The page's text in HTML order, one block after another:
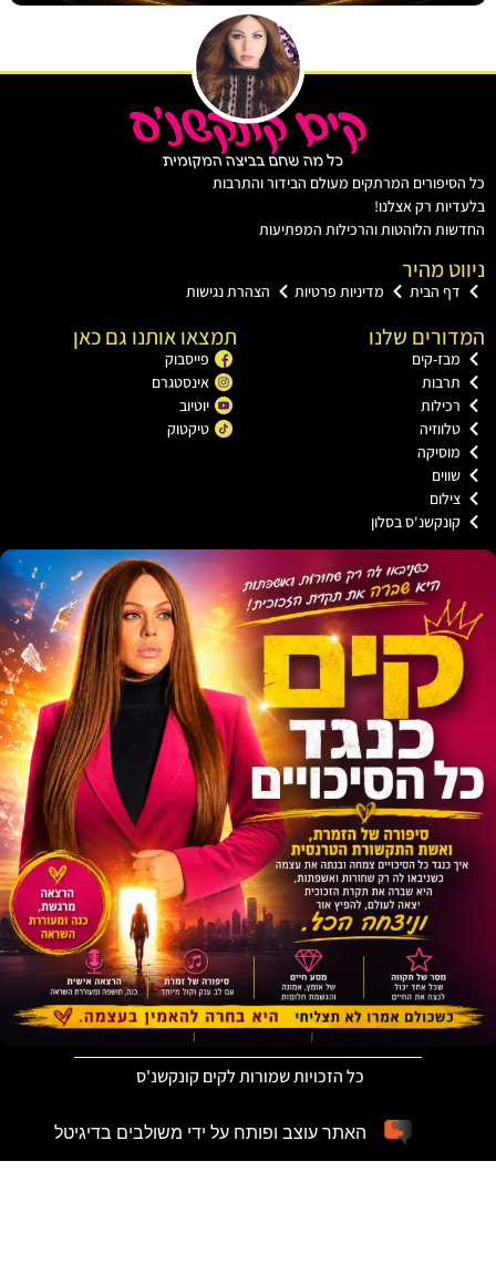
המרתקים מעולם הבידור והתרבות
רק אצלנו!
הלוהטות והרכילות המפתיעות
מהיר
הבית מדיניות פרטיות הצהרת נגישות
שלנו
קים
בסלון
תמצאו אותנו גם כאן
פייסבוק
אינסטגרם
יוטיוב
טיקטוק
כל הזכויות שמורות לקים קונקשנ'ס
האתר עוצב ופותח על ידי משולבים בדיגיטל